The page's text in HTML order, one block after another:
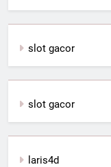
slot gacor
slot gacor
laris4d